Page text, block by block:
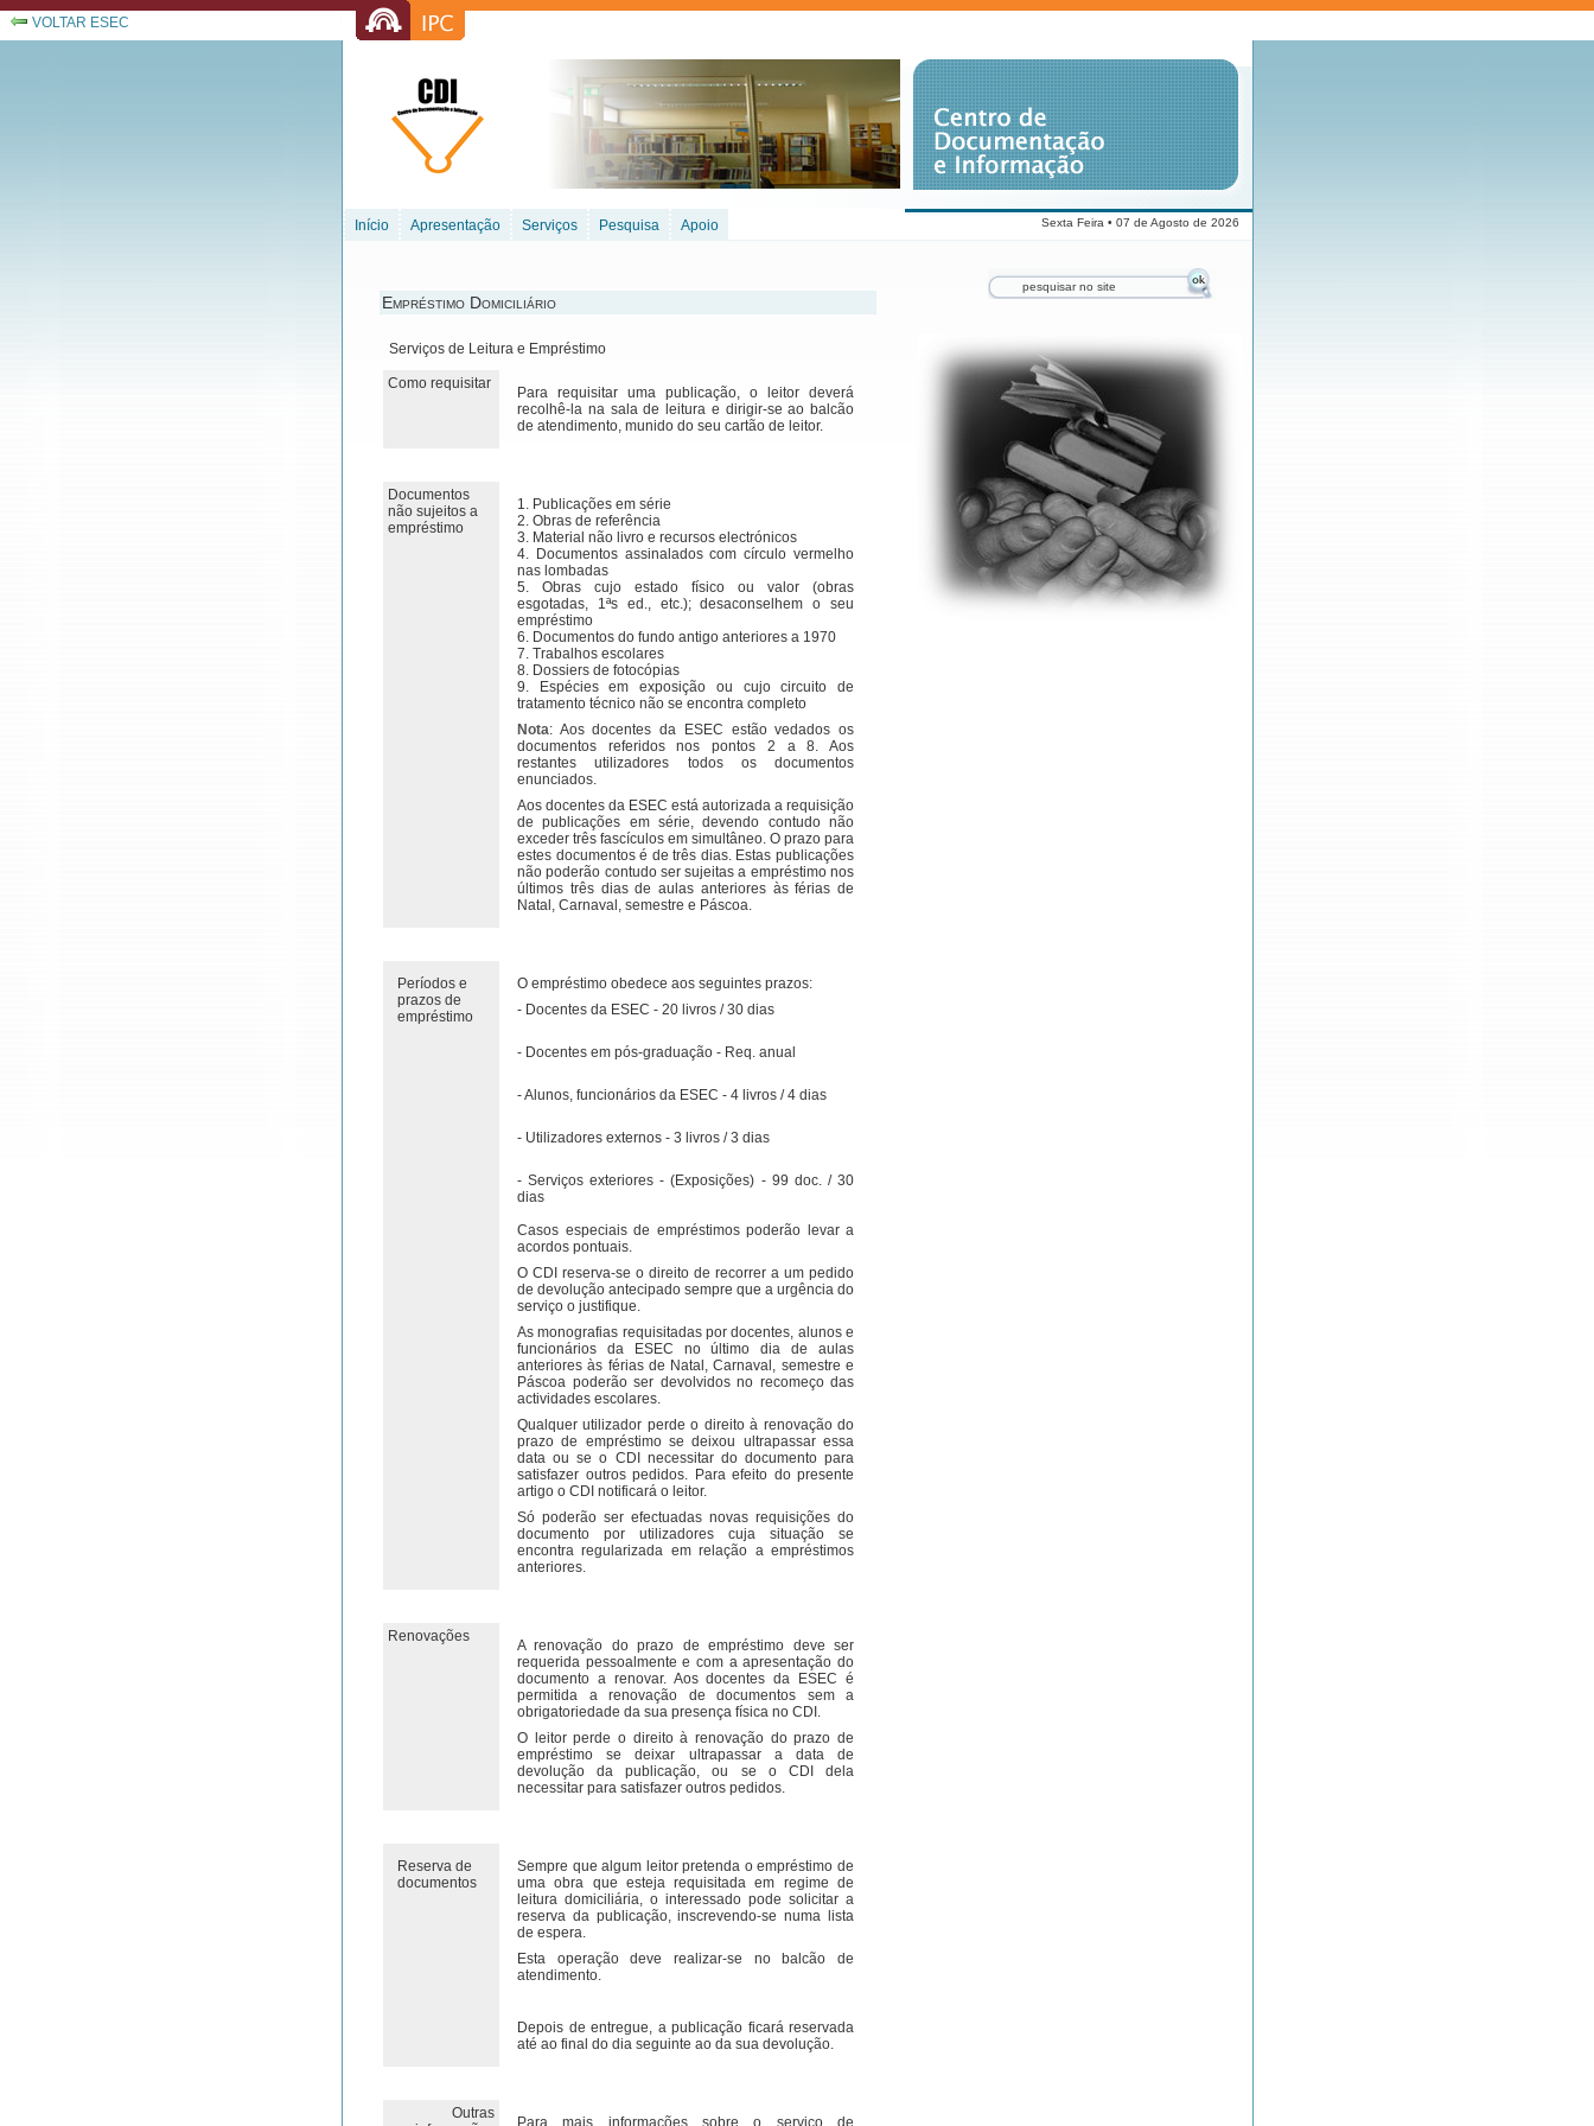
VOLTAR ESEC
Início Apresentação Serviços Pesquisa Apoio Sexta Feira • 07 de Agosto de 2026
Empréstimo Domiciliário
Serviços de Leitura e Empréstimo
Como requisitar
Para requisitar uma publicação, o leitor deverá
recolhê-la na sala de leitura e dirigir-se ao balcão
de atendimento, munido do seu cartão de leitor.
Documentos
não sujeitos a
empréstimo
1. Publicações em série
2. Obras de referência
3. Material não livro e recursos electrónicos
4. Documentos assinalados com círculo vermelho
nas lombadas
5. Obras cujo estado físico ou valor (obras
esgotadas, 1ªs ed., etc.); desaconselhem o seu
empréstimo
6. Documentos do fundo antigo anteriores a 1970
7. Trabalhos escolares
8. Dossiers de fotocópias
9. Espécies em exposição ou cujo circuito de
tratamento técnico não se encontra completo
Nota: Aos docentes da ESEC estão vedados os
documentos referidos nos pontos 2 a 8. Aos
restantes utilizadores todos os documentos
enunciados.
Aos docentes da ESEC está autorizada a requisição
de publicações em série, devendo contudo não
exceder três fascículos em simultâneo. O prazo para
estes documentos é de três dias. Estas publicações
não poderão contudo ser sujeitas a empréstimo nos
últimos três dias de aulas anteriores às férias de
Natal, Carnaval, semestre e Páscoa.
Períodos e
prazos de
empréstimo
O empréstimo obedece aos seguintes prazos:
- Docentes da ESEC - 20 livros / 30 dias
- Docentes em pós-graduação - Req. anual
- Alunos, funcionários da ESEC - 4 livros / 4 dias
- Utilizadores externos - 3 livros / 3 dias
- Serviços exteriores - (Exposições) - 99 doc. / 30
dias
Casos especiais de empréstimos poderão levar a
acordos pontuais.
O CDI reserva-se o direito de recorrer a um pedido
de devolução antecipado sempre que a urgência do
serviço o justifique.
As monografias requisitadas por docentes, alunos e
funcionários da ESEC no último dia de aulas
anteriores às férias de Natal, Carnaval, semestre e
Páscoa poderão ser devolvidos no recomeço das
actividades escolares.
Qualquer utilizador perde o direito à renovação do
prazo de empréstimo se deixou ultrapassar essa
data ou se o CDI necessitar do documento para
satisfazer outros pedidos. Para efeito do presente
artigo o CDI notificará o leitor.
Só poderão ser efectuadas novas requisições do
documento por utilizadores cuja situação se
encontra regularizada em relação a empréstimos
anteriores.
Renovações
A renovação do prazo de empréstimo deve ser
requerida pessoalmente e com a apresentação do
documento a renovar. Aos docentes da ESEC é
permitida a renovação de documentos sem a
obrigatoriedade da sua presença física no CDI.
O leitor perde o direito à renovação do prazo de
empréstimo se deixar ultrapassar a data de
devolução da publicação, ou se o CDI dela
necessitar para satisfazer outros pedidos.
Reserva de
documentos
Sempre que algum leitor pretenda o empréstimo de
uma obra que esteja requisitada em regime de
leitura domiciliária, o interessado pode solicitar a
reserva da publicação, inscrevendo-se numa lista
de espera.
Esta operação deve realizar-se no balcão de
atendimento.
Depois de entregue, a publicação ficará reservada
até ao final do dia seguinte ao da sua devolução.
Outras
Para mais informações sobre o serviço de